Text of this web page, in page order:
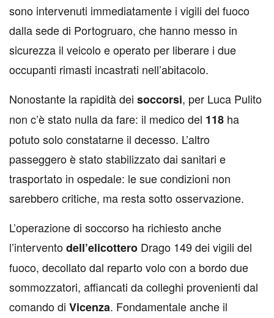
sono intervenuti immediatamente i vigili del fuoco
dalla sede di Portogruaro, che hanno messo in
sicurezza il veicolo e operato per liberare i due
occupanti rimasti incastrati nell’abitacolo.
Nonostante la rapidità dei soccorsi, per Luca Pulito
non c’è stato nulla da fare: il medico del 118 ha
potuto solo constatarne il decesso. L’altro
passeggero è stato stabilizzato dai sanitari e
trasportato in ospedale: le sue condizioni non
sarebbero critiche, ma resta sotto osservazione.
L’operazione di soccorso ha richiesto anche
l’interventodell’elicottero Drago 149 dei vigili del
fuoco, decollato dal reparto volo con a bordo due
sommozzatori, affiancati da colleghi provenienti dal
comando di Vicenza. Fondamentale anche il